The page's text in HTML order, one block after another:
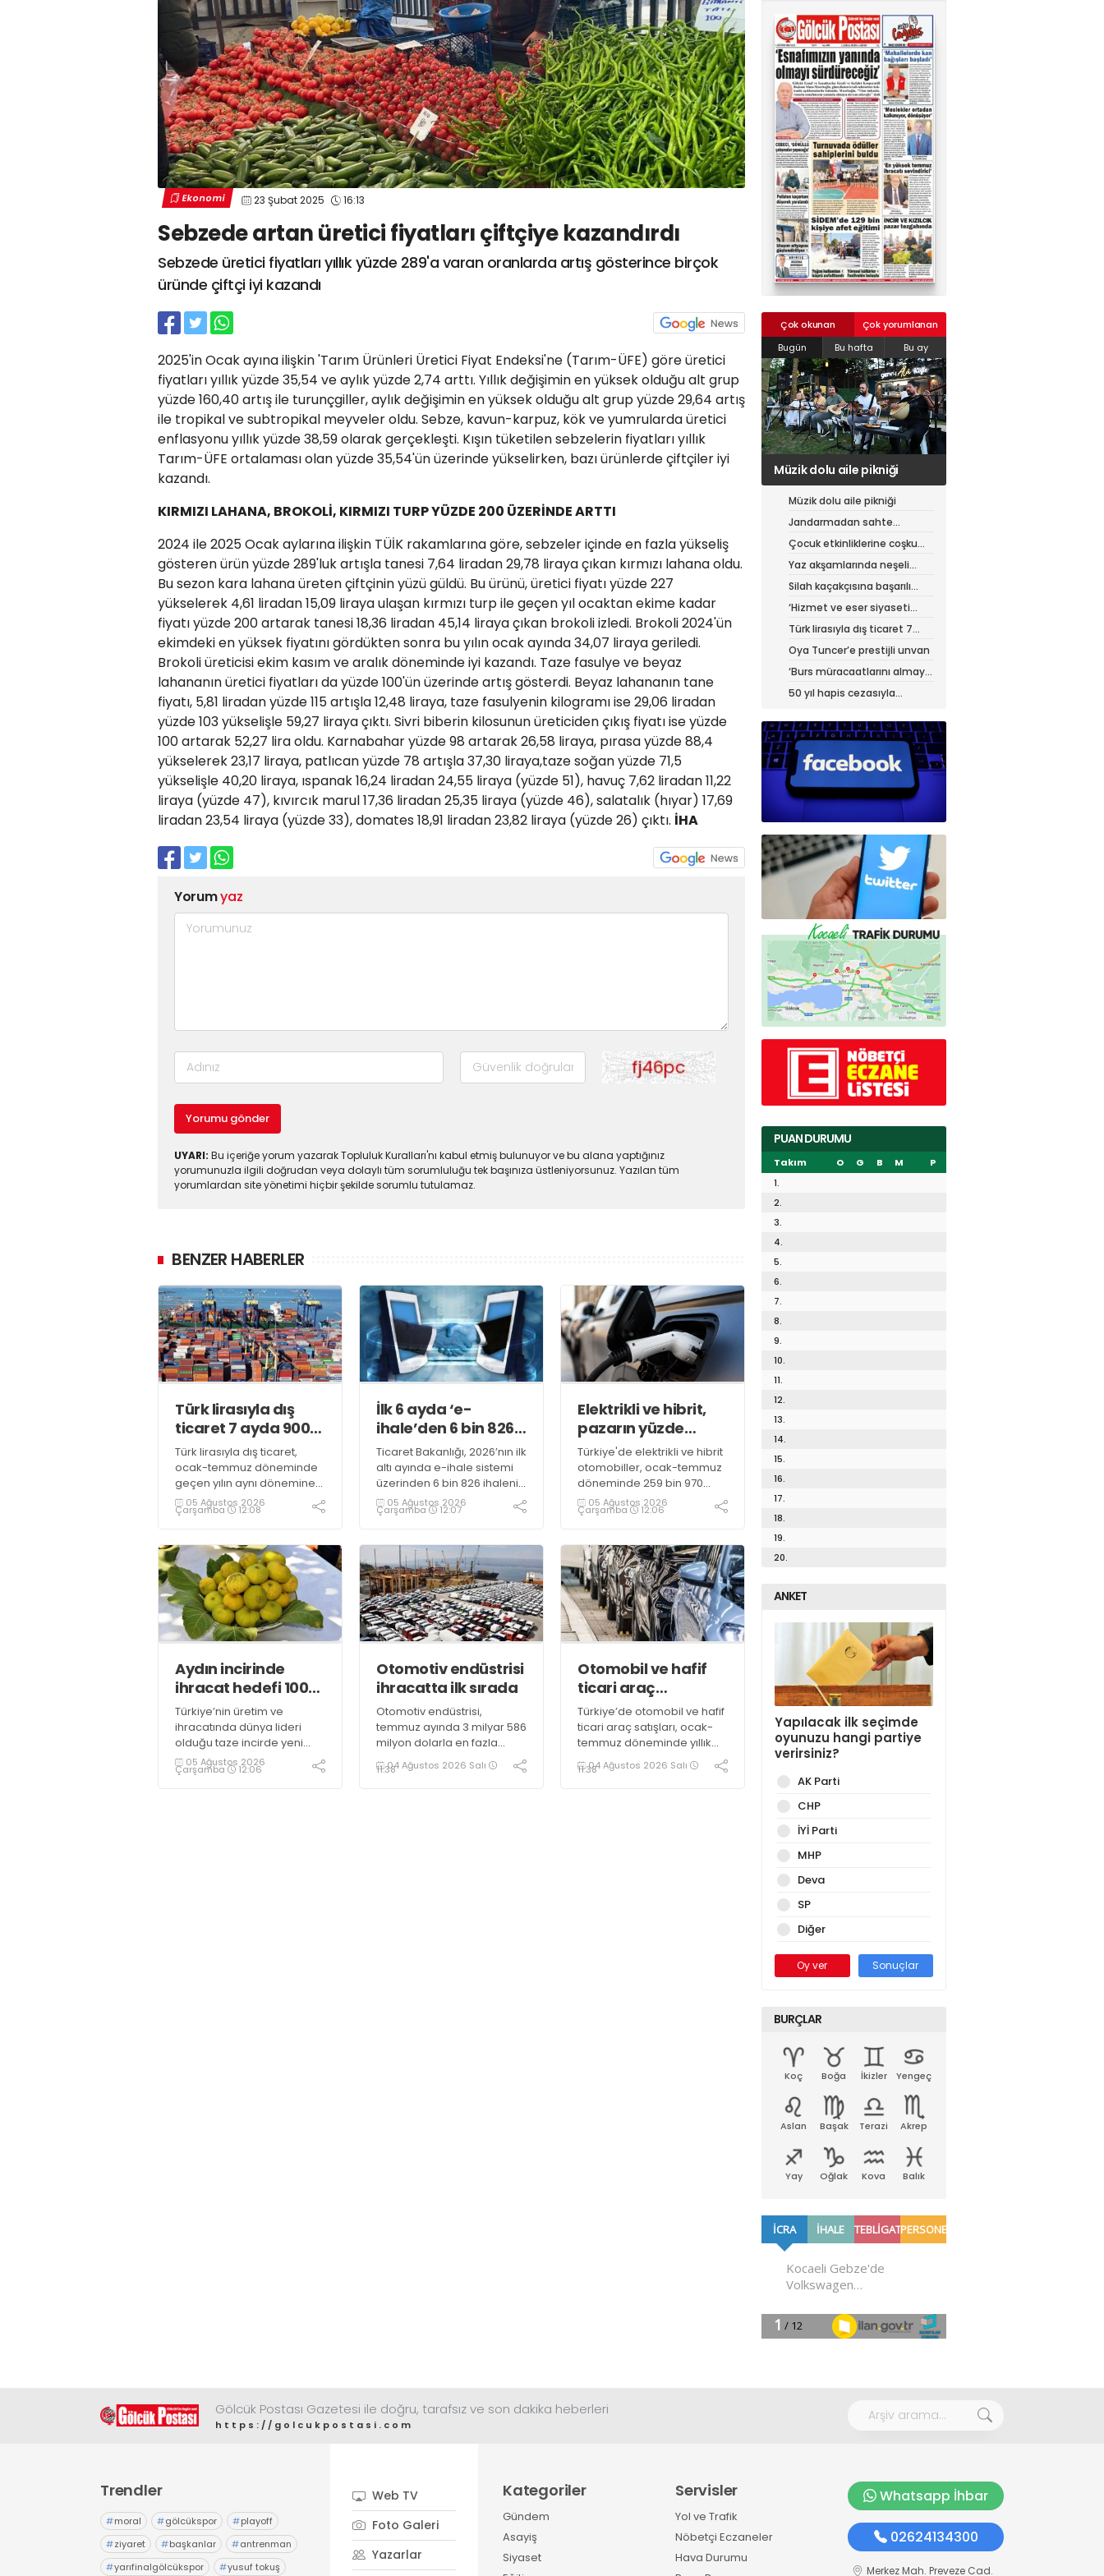
Ekonomi 23 Şubat 2025 16:13
Sebzede artan üretici fiyatları çiftçiye kazandırdı
Sebzede üretici fiyatları yıllık yüzde 289'a varan oranlarda artış gösterince birçok
üründe çiftçi iyi kazandı
2025'in Ocak ayına ilişkin 'Tarım Ürünleri Üretici Fiyat Endeksi'ne (Tarım-ÜFE) göre üretici
fiyatları yıllık yüzde 35,54 ve aylık yüzde 2,74 arttı. Yıllık değişimin en yüksek olduğu alt grup
yüzde 160,40 artış ile turunçgiller, aylık değişimin en yüksek olduğu alt grup yüzde 29,64 artış
ile tropikal ve subtropikal meyveler oldu. Sebze, kavun-karpuz, kök ve yumrularda üretici
enflasyonu yıllık yüzde 38,59 olarak gerçekleşti. Kışın tüketilen sebzelerin fiyatları yıllık
Tarım-ÜFE ortalaması olan yüzde 35,54'ün üzerinde yükselirken, bazı ürünlerde çiftçiler iyi
kazandı.
KIRMIZI LAHANA, BROKOLİ, KIRMIZI TURP YÜZDE 200 ÜZERİNDE ARTTI
2024 ile 2025 Ocak aylarına ilişkin TÜİK rakamlarına göre, sebzeler içinde en fazla yükseliş
gösteren ürün yüzde 289'luk artışla tanesi 7,64 liradan 29,78 liraya çıkan kırmızı lahana oldu.
Bu sezon kara lahana üreten çiftçinin yüzü güldü. Bu ürünü, üretici fiyatı yüzde 227
yükselerek 4,61 liradan 15,09 liraya ulaşan kırmızı turp ile geçen yıl ocaktan ekime kadar
fiyatı yüzde 200 artarak tanesi 18,36 liradan 45,14 liraya çıkan brokoli izledi. Brokoli 2024'ün
ekimdeki en yüksek fiyatını gördükten sonra bu yılın ocak ayında 34,07 liraya geriledi.
Brokoli üreticisi ekim kasım ve aralık döneminde iyi kazandı. Taze fasulye ve beyaz
lahananın üretici fiyatları da yüzde 100'ün üzerinde artış gösterdi. Beyaz lahananın tane
fiyatı, 5,81 liradan yüzde 115 artışla 12,48 liraya, taze fasulyenin kilogramı ise 29,06 liradan
yüzde 103 yükselişle 59,27 liraya çıktı. Sivri biberin kilosunun üreticiden çıkış fiyatı ise yüzde
100 artarak 52,27 lira oldu. Karnabahar yüzde 98 artarak 26,58 liraya, pırasa yüzde 88,4
yükselerek 23,17 liraya, patlıcan yüzde 78 artışla 37,30 liraya,taze soğan yüzde 71,5
yükselişle 40,20 liraya, ıspanak 16,24 liradan 24,55 liraya (yüzde 51), havuç 7,62 liradan 11,22
liraya (yüzde 47), kıvırcık marul 17,36 liradan 25,35 liraya (yüzde 46), salatalık (hıyar) 17,69
liradan 23,54 liraya (yüzde 33), domates 18,91 liradan 23,82 liraya (yüzde 26) çıktı. İHA
Yorumyaz
Yorumu gönder
UYARI: Bu içeriğe yorum yazarak Topluluk Kuralları'nı kabul etmiş bulunuyor ve bu alana yaptığınız
yorumunuzla ilgili doğrudan veya dolaylı tüm sorumluluğu tek başınıza üstleniyorsunuz. Yazılan tüm
yorumlardan site yönetimi hiçbir şekilde sorumlu tutulamaz.
BENZER HABERLER
Türk lirasıyla dış
ticaret 7 ayda 900
milyar lirayı aştı
Türk lirasıyla dış ticaret,
ocak-temmuz döneminde
geçen yılın aynı dönemine
kıyasla yüzde 10,4 artarak,
916 milyar 966 milyon liraya
05 Ağustos 2026
Çarşamba 12:08
İlk 6 ayda ‘e-
ihale’den 6 bin 826
ihale sonuçlandı
Ticaret Bakanlığı, 2026’nın ilk
altı ayında e-ihale sistemi
üzerinden 6 bin 826 ihalenin
tamamlandığını, satışlardan
Hazine’ye 2,7 milyar liranın
edildiğini açıkladı
05 Ağustos 2026
Çarşamba 12:07
Elektrikli ve hibrit,
pazarın yüzde
51,7’sini oluşturdu
Türkiye'de elektrikli ve hibrit
otomobiller, ocak-temmuz
döneminde 259 bin 970
satışla toplam pazarın
yüzde 51,7'sini oluşturdu
05 Ağustos 2026
Çarşamba 12:06
Aydın incirinde
ihracat hedefi 100
milyon dolar
Türkiye’nin üretim ve
ihracatında dünya lideri
olduğu taze incirde yeni
sezon başladı. Aydın’ın
coğrafi işaretli Sarılop
05 Ağustos 2026
Çarşamba 12:06
Otomotiv endüstrisi
ihracatta ilk sırada
Otomotiv endüstrisi,
temmuz ayında 3 milyar 586
milyon dolarla en fazla
ihracata imza atan sektör
olarak kayıtlara geçti
04 Ağustos 2026 Salı
11:38
Otomobil ve hafif
ticari araç
pazarında daralma
Türkiye’de otomobil ve hafif
ticari araç satışları, ocak-
temmuz döneminde yıllık
bazda yüzde 10,72 azalarak
638 bin 965 oldu
04 Ağustos 2026 Salı
11:38
Çok okunan
Çok yorumlanan
Bugün
Bu hafta Bu ay
Jandarmadan sahte
çantacılara darbe
Müzik dolu aile pikniği
Jandarmadan sahte
çantacılara darbe
Çocuk etkinliklerine coşku
dolu final
Yaz akşamlarında neşeli
etkinlikler
Silah kaçakçısına başarılı
operasyon
‘Hizmet ve eser siyaseti
yapıyoruz’
Türk lirasıyla dış ticaret 7
ayda 900 milyar lirayı aştı
Oya Tuncer’e prestijli unvan
‘Burs müracaatlarını almaya
başladık’
50 yıl hapis cezasıyla
PUAN DURUMU
Takım O G B M
P
1.
2.
3.
4.
5.
6.
7.
8.
9.
10.
11.
12.
13.
14.
15.
16.
17.
18.
19.
20.
ANKET
Yapılacak ilk seçimde
oyunuzu hangi partiye
verirsiniz?
AK Parti
CHP
İYİ Parti
MHP
Deva
SP
Diğer
Oy ver Sonuçlar
BURÇLAR
Koç Boğa İkizler Yengeç
Aslan Başak Terazi Akrep
Yay Oğlak Kova Balık
Gölcük Postası Gazetesi ile doğru, tarafsız ve son dakika heberleri
https://golcukpostasi.com
Trendler
#moral #gölcükspor #playoff
#ziyaret #başkanlar #antrenman
#yarıfinalgölcükspor #yusuf tokuş
Web TV
Foto Galeri
Yazarlar
Kategoriler
Gündem
Asayiş
Siyaset
Servisler
Yol ve Trafik
Nöbetçi Eczaneler
Hava Durumu
Whatsapp İhbar
02624134300
Merkez Mah. Preveze Cad.
02624132333
haber@golcukpostasi.com